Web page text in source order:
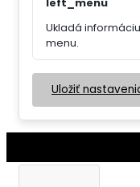
left_menu
Ukladá
menu.
Uložiť